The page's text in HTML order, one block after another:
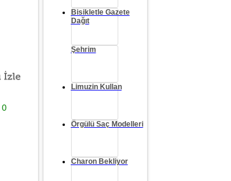
0
Bisikletle Gazete
Dağıt
Şehrim
Limuzin Kullan
Örgülü Saç Modelleri
Charon Bekliyor